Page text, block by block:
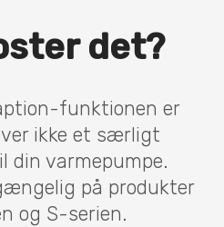
det?
funktionen er
ikke et særligt
din varmepumpe.
på produkter
og S-serien.